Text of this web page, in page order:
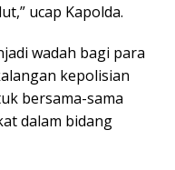
ucap Kapolda.
wadah bagi para
kepolisian
bersama-sama
dalam bidang